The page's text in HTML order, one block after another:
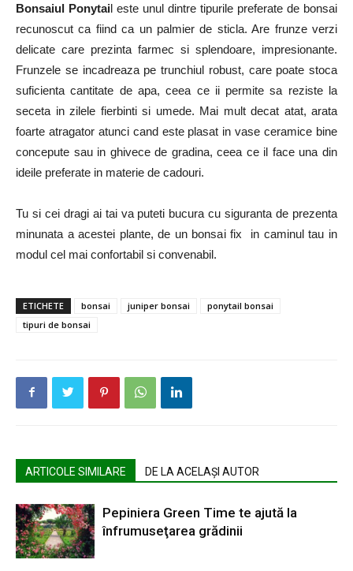
Bonsaiul Ponytail este unul dintre tipurile preferate de bonsai
recunoscut ca fiind ca un palmier de sticla. Are frunze verzi
delicate care prezinta farmec si splendoare, impresionante.
Frunzele se incadreaza pe trunchiul robust, care poate stoca
suficienta cantitate de apa, ceea ce ii permite sa reziste la
seceta in zilele fierbinti si umede. Mai mult decat atat, arata
foarte atragator atunci cand este plasat in vase ceramice bine
concepute sau in ghivece de gradina, ceea ce il face una din
ideile preferate in materie de cadouri.
Tu si cei dragi ai tai va puteti bucura cu siguranta de prezenta
minunata a acestei plante, de un bonsai fix in caminul tau in
modul cel mai confortabil si convenabil.
ETICHETE bonsai juniper bonsai
ponytail bonsai
tipuri de bonsai
ARTICOLE SIMILARE DE LA ACELAȘI AUTOR
Pepiniera Green Time te ajută la
înfrumuseţarea grădinii